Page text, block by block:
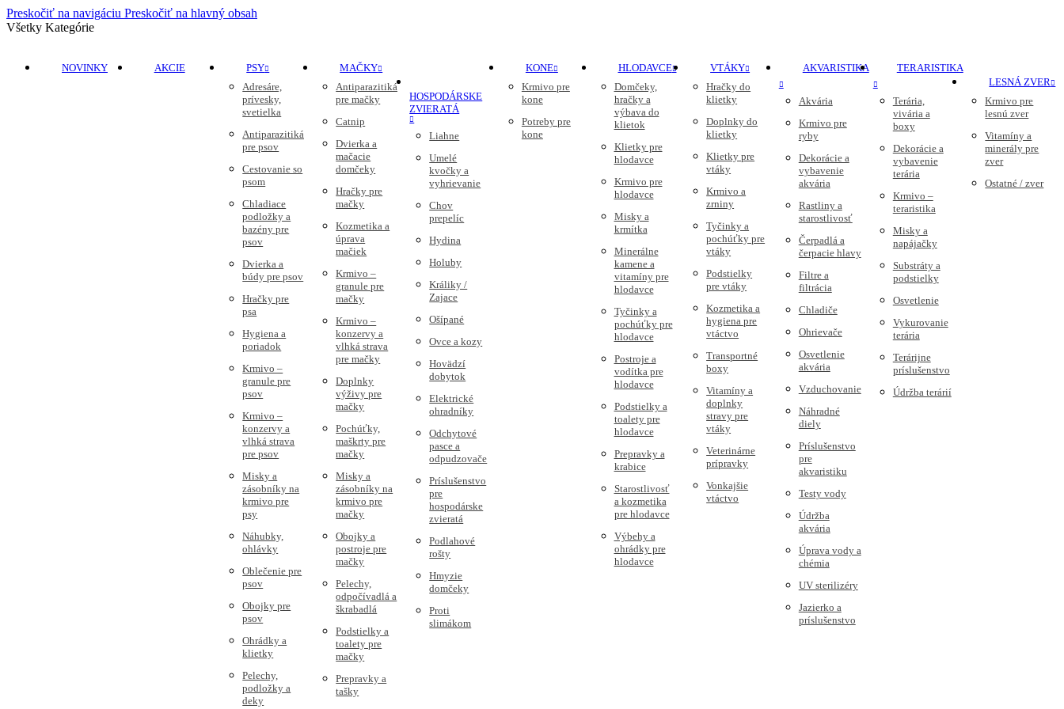
Preskočiť na navigáciu Preskočiť na hlavný obsah
Všetky Kategórie
NOVINKY AKCIE
PSY
Adresáre,
prívesky,
svetielka
Antiparazitiká
pre psov
Cestovanie so
psom
Chladiace
podložky a
bazény pre
psov
Dvierka a
búdy pre psov
Hračky pre
psa
Hygiena a
poriadok
Krmivo –
granule pre
psov
Krmivo –
konzervy a
vlhká strava
pre psov
Misky a
zásobníky na
krmivo pre
psy
Náhubky,
ohlávky
Oblečenie pre
psov
Obojky pre
psov
Ohrádky a
klietky
Pelechy,
podložky a
deky
MAČKY
Antiparazitiká
pre mačky
Catnip
Dvierka a
mačacie
domčeky
Hračky pre
mačky
Kozmetika a
úprava
mačiek
Krmivo –
granule pre
mačky
Krmivo –
konzervy a
vlhká strava
pre mačky
Doplnky
výživy pre
mačky
Pochúťky,
maškrty pre
mačky
Misky a
zásobníky na
krmivo pre
mačky
Obojky a
postroje pre
mačky
Pelechy,
odpočívadlá a
škrabadlá
Podstielky a
toalety pre
mačky
Prepravky a
tašky
HOSPODÁRSKE
ZVIERATÁ
Liahne
Umelé
kvočky a
vyhrievanie
Chov
prepelíc
Hydina
Holuby
Králiky /
Zajace
Ošípané
Ovce a kozy
Hovädzí
dobytok
Elektrické
ohradníky
Odchytové
pasce a
odpudzovače
Príslušenstvo
pre
hospodárske
zvieratá
Podlahové
rošty
Hmyzie
domčeky
Proti
slimákom
KONE
Krmivo pre
kone
Potreby pre
kone
HLODAVCE
Domčeky,
hračky a
výbava do
klietok
Klietky pre
hlodavce
Krmivo pre
hlodavce
Misky a
krmítka
Minerálne
kamene a
vitamíny pre
hlodavce
Tyčinky a
pochúťky pre
hlodavce
Postroje a
vodítka pre
hlodavce
Podstielky a
toalety pre
hlodavce
Prepravky a
krabice
Starostlivosť
a kozmetika
pre hlodavce
Výbehy a
ohrádky pre
hlodavce
VTÁKY
Hračky do
klietky
Doplnky do
klietky
Klietky pre
vtáky
Krmivo a
zrniny
Tyčinky a
pochúťky pre
vtáky
Podstielky
pre vtáky
Kozmetika a
hygiena pre
vtáctvo
Transportné
boxy
Vitamíny a
doplnky
stravy pre
vtáky
Veterinárne
prípravky
Vonkajšie
vtáctvo
AKVARISTIKA
Akvária
Krmivo pre
ryby
Dekorácie a
vybavenie
akvária
Rastliny a
starostlivosť
Čerpadlá a
čerpacie hlavy
Filtre a
filtrácia
Chladiče
Ohrievače
Osvetlenie
akvária
Vzduchovanie
Náhradné
diely
Príslušenstvo
pre
akvaristiku
Testy vody
Údržba
akvária
Úprava vody a
chémia
UV sterilizéry
Jazierko a
príslušenstvo
TERARISTIKA
Terária,
vivária a
boxy
Dekorácie a
vybavenie
terária
Krmivo –
teraristika
Misky a
napájačky
Substráty a
podstielky
Osvetlenie
Vykurovanie
terária
Terárijne
príslušenstvo
Údržba terárií
LESNÁ ZVER
Krmivo pre
lesnú zver
Vitamíny a
minerály pre
zver
Ostatné / zver